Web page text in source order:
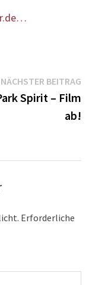
NÄCHSTER BEITRAG
Spirit – Film
ab!
Erforderliche